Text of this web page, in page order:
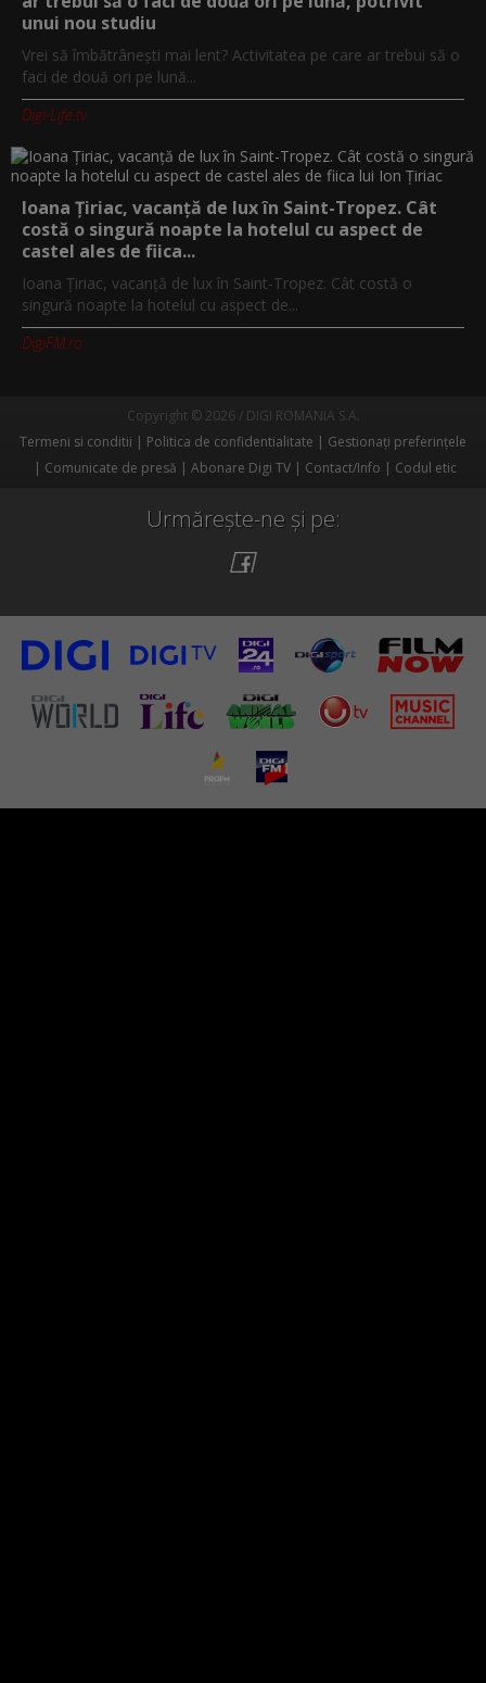
unui nou studiu
Vrei să îmbătrânești mai lent? Activitatea pe care ar trebui să o
faci de două ori pe lună...
Digi-Life.tv
Ioana Țiriac, vacanță de lux în Saint-Tropez. Cât
costă o singură noapte la hotelul cu aspect de
castel ales de fiica...
Ioana Țiriac, vacanță de lux în Saint-Tropez. Cât costă o
singură noapte la hotelul cu aspect de...
DigiFM.ro
Copyright © 2026 / DIGI ROMANIA S.A.
Termeni si conditii
Politica de confidentialitate
Gestionați preferințele
Comunicate de presă
Abonare Digi TV Contact/Info Codul etic
Urmărește-ne și pe: